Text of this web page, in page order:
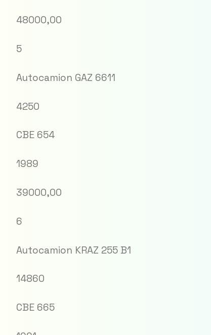
48000,00
5
Autocamion GAZ 6611
4250
CBE 654
1989
39000,00
6
Autocamion KRAZ 255 B1
14860
CBE 665